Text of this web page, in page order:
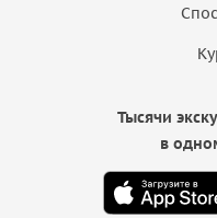
Тысячи
в